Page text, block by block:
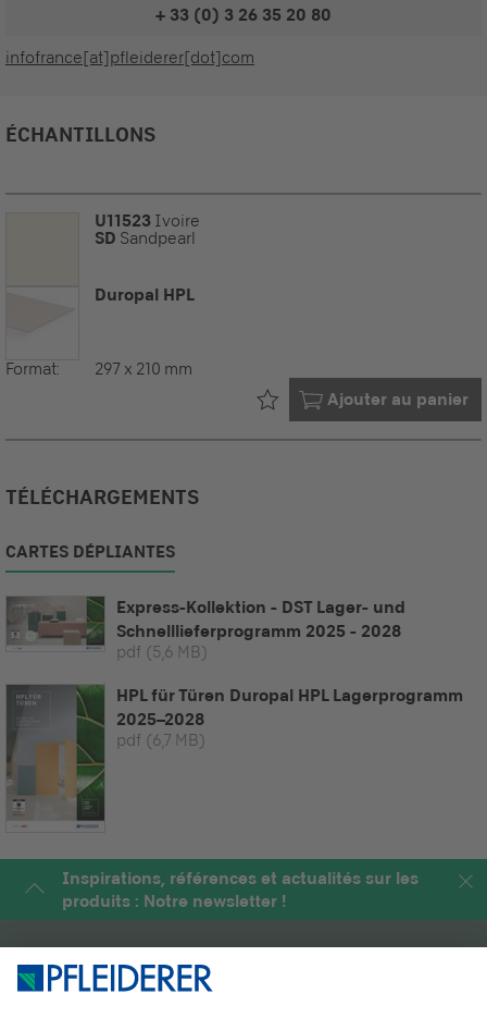
+ 33 (0) 3 26 35 20 80
infofrance[at]pfleiderer[dot]com
ÉCHANTILLONS
U11523 Ivoire
SD Sandpearl
Duropal HPL
Format: 297 x 210 mm
Ajouter au panier
Déjà dans votre
TÉLÉCHARGEMENTS
CARTES DÉPLIANTES
Express-Kollektion - DST Lager- und
Schnelllieferprogramm 2025 - 2028
pdf (5,6 MB)
HPL für Türen Duropal HPL Lagerprogramm
2025–2028
pdf (6,7 MB)
Inspirations, références et actualités sur les
produits : Notre newsletter !